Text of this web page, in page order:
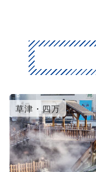
草津・四万